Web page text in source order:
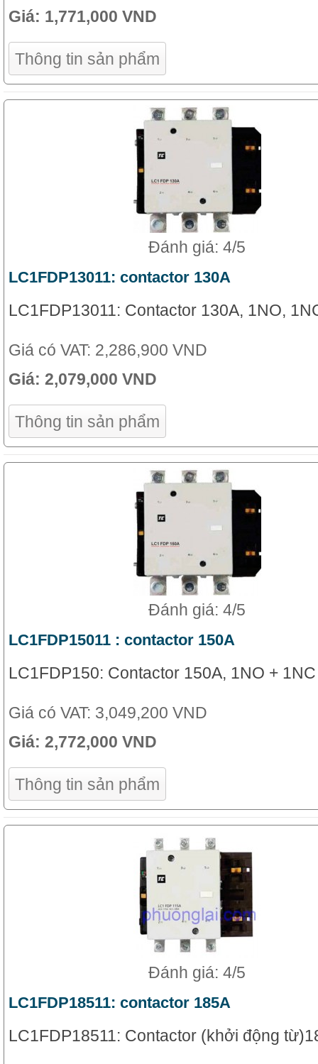
Giá: 1,771,000 VND
Thông tin sản phẩm
Đánh giá: 4/5
LC1FDP13011: contactor 130A
LC1FDP13011: Contactor 130A, 1NO,
Giá có VAT: 2,286,900 VND
Giá: 2,079,000 VND
Thông tin sản phẩm
Đánh giá: 4/5
LC1FDP15011 : contactor 150A
LC1FDP150: Contactor 150A, 1NO + 1NC
Giá có VAT: 3,049,200 VND
Giá: 2,772,000 VND
Thông tin sản phẩm
Đánh giá: 4/5
LC1FDP18511: contactor 185A
LC1FDP18511: Contactor (khởi động